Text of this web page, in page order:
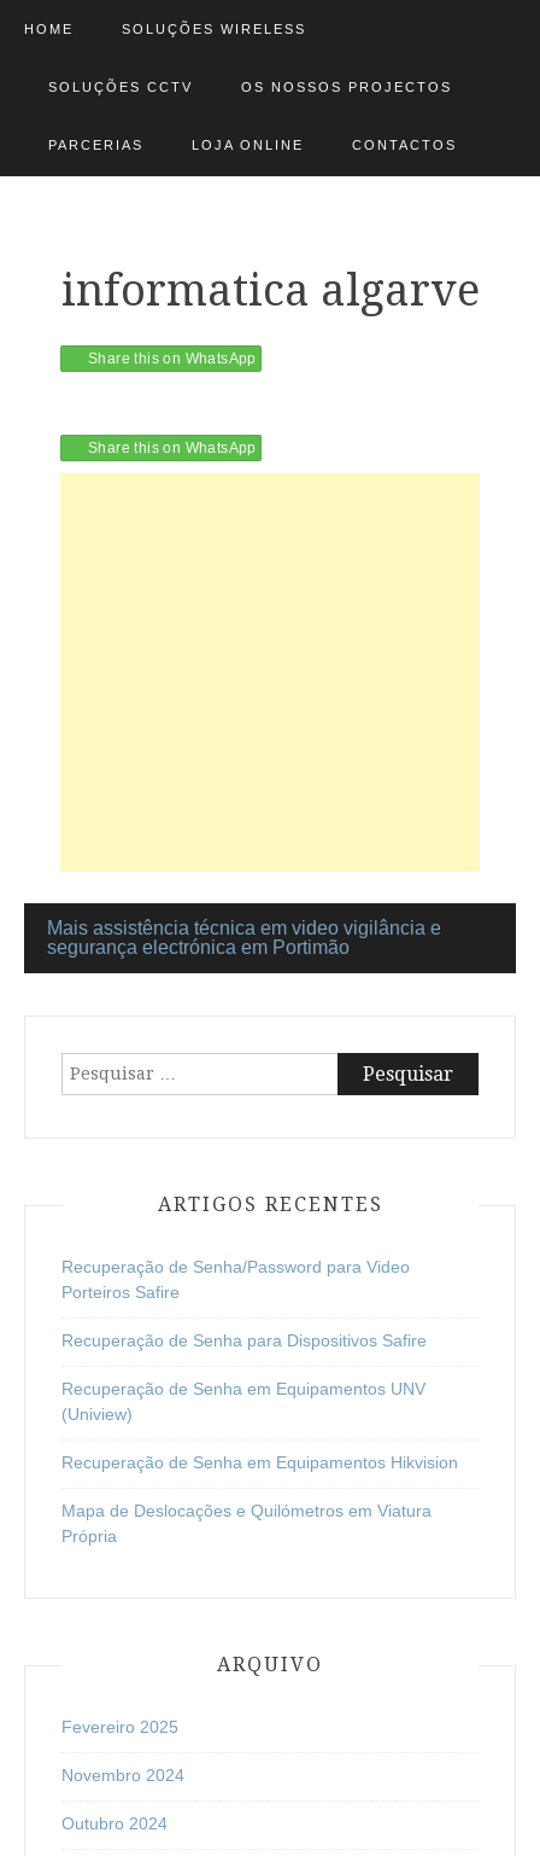
HOME SOLUÇÕES WIRELESS
SOLUÇÕES CCTV OS NOSSOS PROJECTOS
PARCERIAS LOJA ONLINE CONTACTOS
informatica algarve
Share this on WhatsApp
Share this on WhatsApp
Navegação
de
Mais assistência técnica em video vigilância e
segurança electrónica em Portimão
Pesquisar
por:
ARTIGOS RECENTES
Recuperação de Senha/Password para Video
Porteiros Safire
Recuperação de Senha para Dispositivos Safire
Recuperação de Senha em Equipamentos UNV
(Uniview)
Recuperação de Senha em Equipamentos Hikvision
Mapa de Deslocações e Quilómetros em Viatura
Própria
ARQUIVO
Fevereiro 2025
Novembro 2024
Outubro 2024